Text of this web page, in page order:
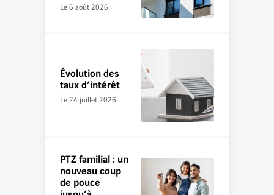
Le 6 août 2026
Évolution des
taux d’intérêt
Le 24 juillet 2026
PTZ familial : un
nouveau coup
de pouce